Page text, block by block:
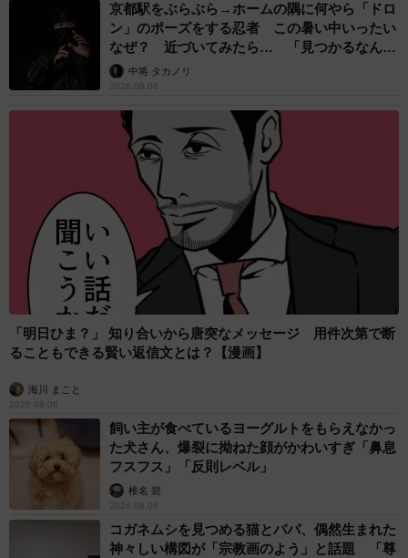
京都駅をぶらぶら→ホームの隅に何やら「ドロ
ン」のポーズをする忍者 この暑い中いったい
なぜ？ 近づいてみたら… 「見つかるなんて
未熟」中将 タカノリ
2026.08.06
「明日ひま？」 知り合いから唐突なメッセージ 用件次第で断
ることもできる賢い返信文とは？【漫画】
海川 まこと
2026.08.06
飼い主が食べているヨーグルトをもらえなかっ
た犬さん、爆裂に拗ねた顔がかわいすぎ「鼻息
フスフス」「反則レベル」
椎名 碧
2026.08.06
コガネムシを見つめる猫とパパ、偶然生まれた
神々しい構図が「宗教画のよう」と話題 「尊